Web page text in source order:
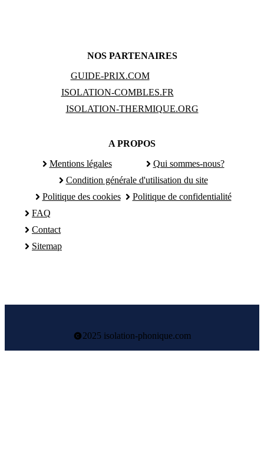
NOS PARTENAIRES
GUIDE-PRIX.COM
ISOLATION-COMBLES.FR
ISOLATION-THERMIQUE.ORG
A PROPOS
Mentions légales
Qui sommes-nous?
Condition générale d'utilisation du site
Politique des cookies
Politique de confidentialité
FAQ
Contact
Sitemap
2025 isolation-phonique.com